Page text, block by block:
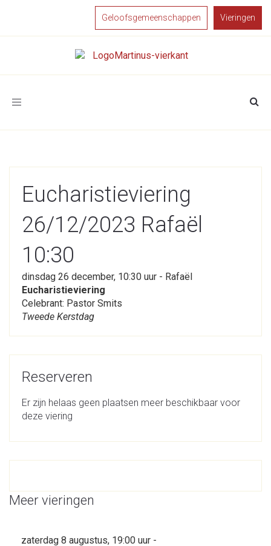
Geloofsgemeenschappen Vieringen
Toggle
Eucharistieviering
26/12/2023 Rafaël
10:30
dinsdag 26 december, 10:30 uur - Rafaël
Eucharistieviering
Celebrant: Pastor Smits
Tweede Kerstdag
Reserveren
Er zijn helaas geen plaatsen meer beschikbaar voor
deze viering
Meer vieringen
zaterdag 8 augustus, 19:00 uur -